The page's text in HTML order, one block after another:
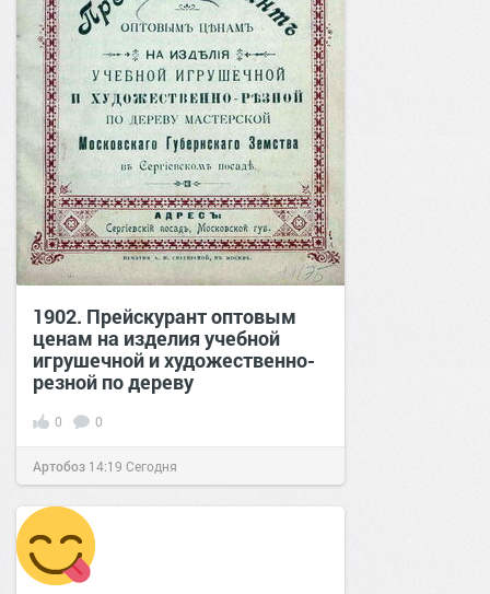
1902. Прейскурант оптовым
ценам на изделия учебной
игрушечной и художественно-
резной по дереву
0 0
Артобоз 14:19 Сегодня